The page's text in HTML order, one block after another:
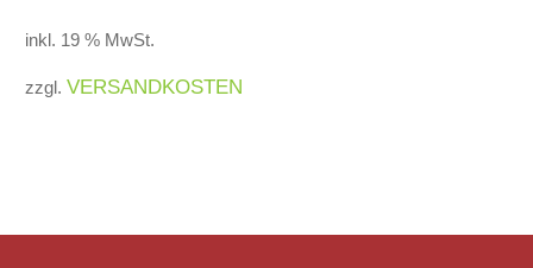
inkl. 19 % MwSt.
zzgl.VERSANDKOSTEN